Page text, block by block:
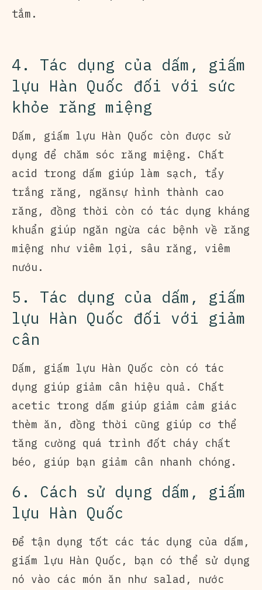
tắm.
4. Tác dụng của dấm, giấm
lựu Hàn Quốc đối với sức
khỏe răng miệng
Dấm, giấm lựu Hàn Quốc còn được sử
dụng để chăm sóc răng miệng. Chất
acid trong dấm giúp làm sạch, tẩy
trắng răng, ngănsự hình thành cao
răng, đồng thời còn có tác dụng kháng
khuẩn giúp ngăn ngừa các bệnh về răng
miệng như viêm lợi, sâu răng, viêm
nướu.
5. Tác dụng của dấm, giấm
lựu Hàn Quốc đối với giảm
cân
Dấm, giấm lựu Hàn Quốc còn có tác
dụng giúp giảm cân hiệu quả. Chất
acetic trong dấm giúp giảm cảm giác
thèm ăn, đồng thời cũng giúp cơ thể
tăng cường quá trình đốt cháy chất
béo, giúp bạn giảm cân nhanh chóng.
6. Cách sử dụng dấm, giấm
lựu Hàn Quốc
Để tận dụng tốt các tác dụng của dấm,
giấm lựu Hàn Quốc, bạn có thể sử dụng
nó vào các món ăn như salad, nước